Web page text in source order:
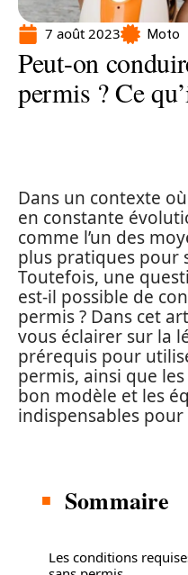
7 août 2023 Moto
Peut-on
permis ? Ce
Dans un contexte
en constante
comme l’un des
plus pratiques pour
Toutefois, une
est-il possible de
permis ? Dans cet
vous éclairer sur la
prérequis pour
permis, ainsi que
bon modèle et les
indispensables
Sommaire
Les conditions